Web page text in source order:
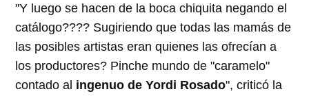
"Y luego se hacen de la boca chiquita negando el
catálogo???? Sugiriendo que todas las mamás de
las posibles artistas eran quienes las ofrecían a
los productores? Pinche mundo de "caramelo"
contado al ingenuo de Yordi Rosado", criticó la